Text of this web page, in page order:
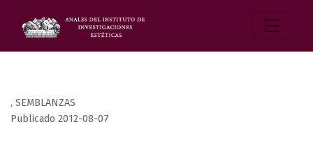
, SEMBLANZAS
Publicado 2012-08-07